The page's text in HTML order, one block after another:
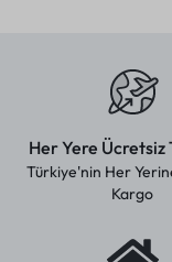
Her Yere Ücretsiz
Türkiye'nin Her
Kargo